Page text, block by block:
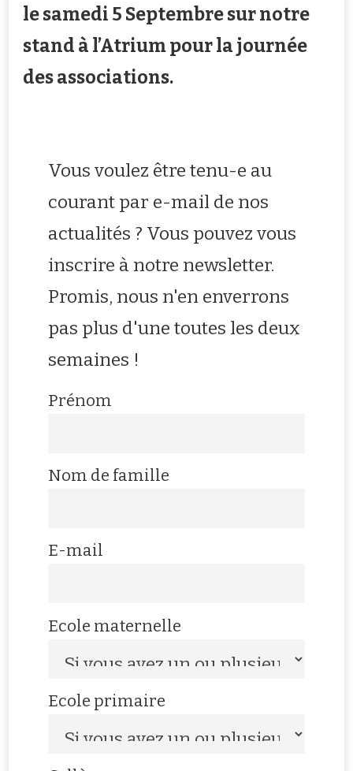
le samedi 5 Septembre sur notre
stand à l’Atrium pour la journée
des associations.
Vous voulez être tenu-e au
courant par e-mail de nos
actualités ? Vous pouvez vous
inscrire à notre newsletter.
Promis, nous n'en enverrons
pas plus d'une toutes les deux
semaines !
Prénom
Nom de famille
E-mail
Ecole maternelle
Ecole primaire